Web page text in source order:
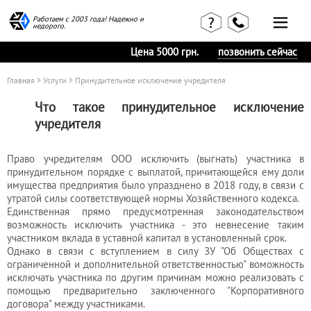
Работаем с 2003 года! Надежно и
недорого.
Цена 5000 грн. позвонить сейчас
Главная > Услуги > Принудительное исключение учредителя
Что такое принудительное исключение
учредителя
Право учредителям ООО исключить (выгнать) участника в
принудительном порядке с выплатой, причитающейся ему доли
имущества предприятия было упразднено в 2018 году, в связи с
утратой силы соответствующей нормы Хозяйственного кодекса.
Единственная прямо предусмотренная законодательством
возможность исключить участника - это невнесение таким
участником вклада в уставной капитал в установленный срок.
Однако в связи с вступлением в силу ЗУ "Об Обществах с
ограниченной и дополнительной ответственностью" воможность
исключать участника по другим причинам можно реализовать с
помощью предварительно заключенного "Корпоративного
договора" между участниками.
Отзывы
клиентов
Контакты
Вакансии
КВЭД в
деталях
Наши
консультации
Калькулятор
Миграционные
услуги